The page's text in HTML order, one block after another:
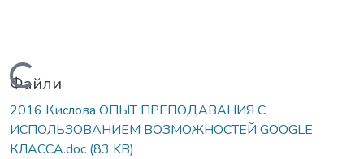
Вантажиться...
Файли
2016 Кислова ОПЫТ ПРЕПОДАВАНИЯ С
ИСПОЛЬЗОВАНИЕМ ВОЗМОЖНОСТЕЙ GOOGLE
КЛАССА.doc (83 KB)